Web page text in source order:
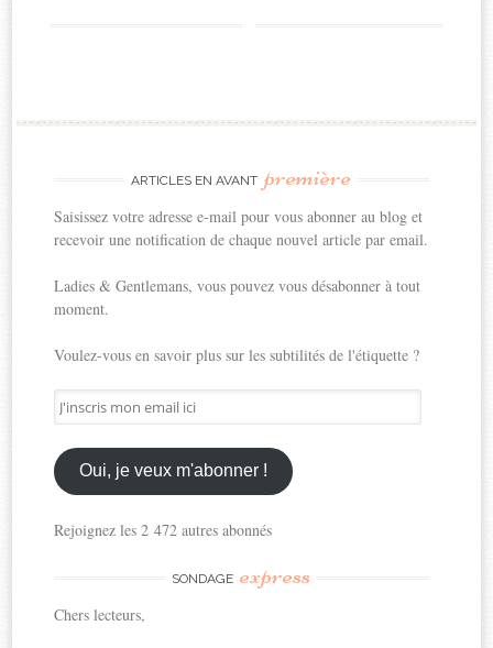
ARTICLES EN AVANT première
Saisissez votre adresse e-mail pour vous abonner au blog et
recevoir une notification de chaque nouvel article par email.
Ladies & Gentlemans, vous pouvez vous désabonner à tout
moment.
Voulez-vous en savoir plus sur les subtilités de l'étiquette ?
J'inscris
mon
email
ici
Oui, je veux m'abonner !
Rejoignez les 2 472 autres abonnés
SONDAGE express
Chers lecteurs,